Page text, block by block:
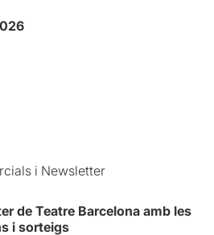
i Newsletter
de Teatre Barcelona amb les
i sorteigs